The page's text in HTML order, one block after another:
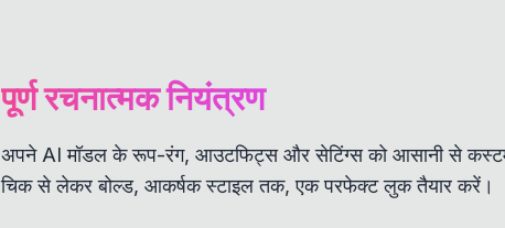
पूर्ण रचनात्मक नियंत्रण
अपने AI मॉडल के रूप-रंग, आउटफिट्स और सेटिंग्स को आसानी से
चिक से लेकर बोल्ड, आकर्षक स्टाइल तक, एक परफेक्ट लुक तैयार करें।